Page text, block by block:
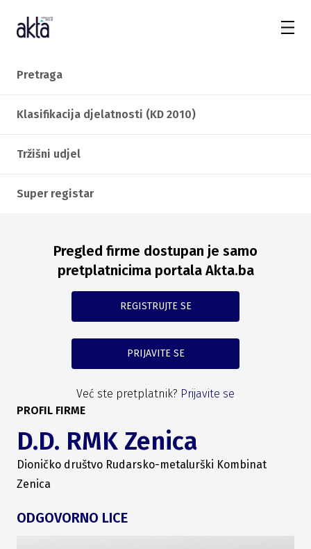
Pretraga
Klasifikacija djelatnosti (KD 2010)
Tržišni udjel
Super registar
Pregled firme dostupan je samo
pretplatnicima portala Akta.ba
REGISTRUJTE SE
PRIJAVITE SE
Već ste pretplatnik? Prijavite se
PROFIL FIRME
D.D. RMK Zenica
Dioničko društvo Rudarsko-metalurški Kombinat
Zenica
ODGOVORNO LICE